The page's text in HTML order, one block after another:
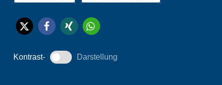
Kontrast- Darstellung